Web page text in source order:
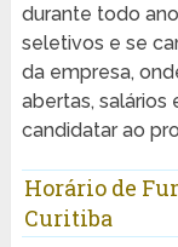
durante todo
seletivos e se
da empresa,
abertas, salários
candidatar ao
Horário de
Curitiba